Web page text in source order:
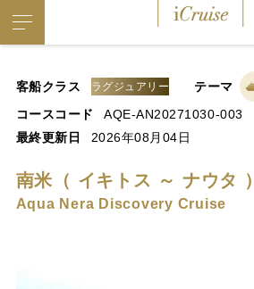
客船クラス ラグジュアリー
テーマ
コースコード
AQE-AN20271030-003
最終更新日
2026年08月04日
南米（ イキトス ～ ナウタ ）
Aqua Nera Discovery Cruise